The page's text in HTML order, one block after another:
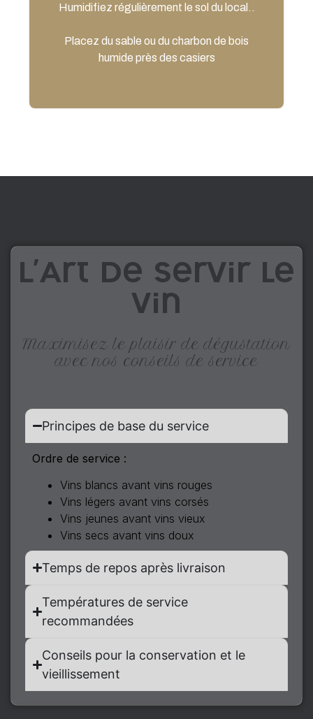
Humidifiez régulièrement le sol du local..
Placez du sable ou du charbon de bois
humide près des casiers
L'Art de Servir le
Vin
Maximisez le plaisir de dégustation
avec nos conseils de service
Principes de base du service
Ordre de service :
Vins blancs avant vins rouges
Vins légers avant vins corsés
Vins jeunes avant vins vieux
Vins secs avant vins doux
Temps de repos après livraison
Températures de service
recommandées
Conseils pour la conservation et le
vieillissement